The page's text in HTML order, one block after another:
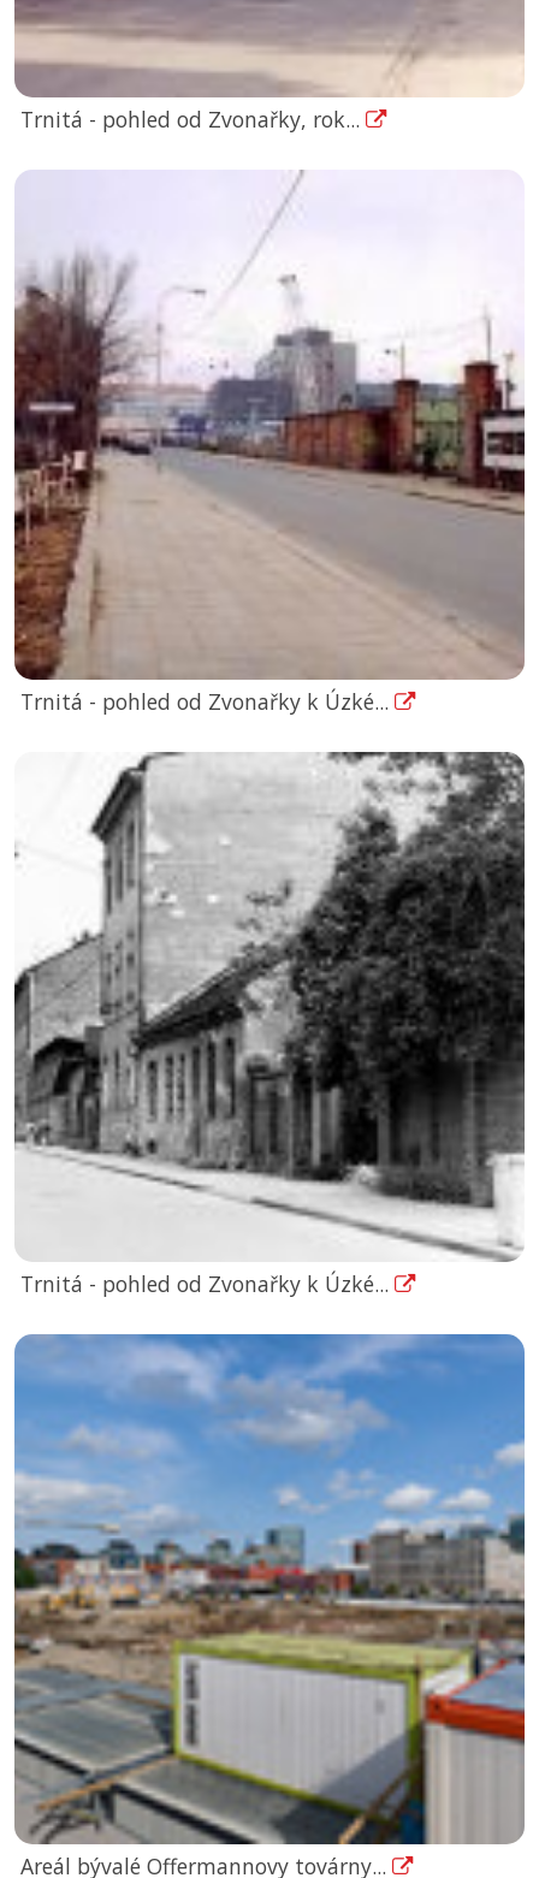
Trnitá - pohled od Zvonařky, rok...
Trnitá - pohled od Zvonařky k Úzké...
Trnitá - pohled od Zvonařky k Úzké...
Areál bývalé Offermannovy továrny...